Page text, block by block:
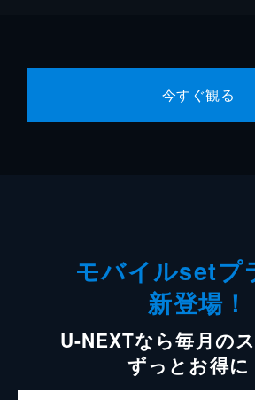
今すぐ観る
モバイルsetプ
新登場！
U-NEXTなら毎月の
ずっとお得に